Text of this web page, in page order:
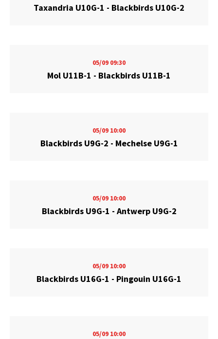
Taxandria U10G-1 - Blackbirds U10G-2
05/09 09:30
Mol U11B-1 - Blackbirds U11B-1
05/09 10:00
Blackbirds U9G-2 - Mechelse U9G-1
05/09 10:00
Blackbirds U9G-1 - Antwerp U9G-2
05/09 10:00
Blackbirds U16G-1 - Pingouin U16G-1
05/09 10:00